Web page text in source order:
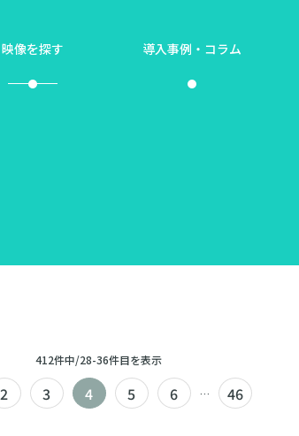
映像を探す 導入事例・コラム
412件中/28-36件目を表示
2 3 4 5 6 … 46